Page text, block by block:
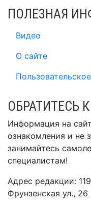
ПОЛЕЗНАЯ
Видео
О сайте
ОБРАТИТЕСЬ
Информация на
ознакомления и не
занимайтесь
специалистам!
Адрес редакции:
Фрунзенская ул., 26